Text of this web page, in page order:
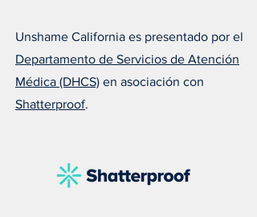
Unshame California es presentado por el
Departamento de Servicios de Atención
Médica (DHCS) en asociación con
Shatterproof.